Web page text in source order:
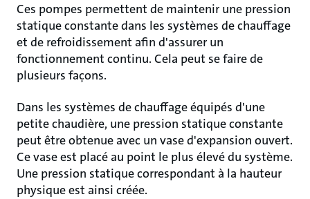
Ces pompes permettent de maintenir une pression
statique constante dans les systèmes de chauffage
et de refroidissement afin d'assurer un
fonctionnement continu. Cela peut se faire de
plusieurs façons.
Dans les systèmes de chauffage équipés d'une
petite chaudière, une pression statique constante
peut être obtenue avec un vase d'expansion ouvert.
Ce vase est placé au point le plus élevé du système.
Une pression statique correspondant à la hauteur
physique est ainsi créée.